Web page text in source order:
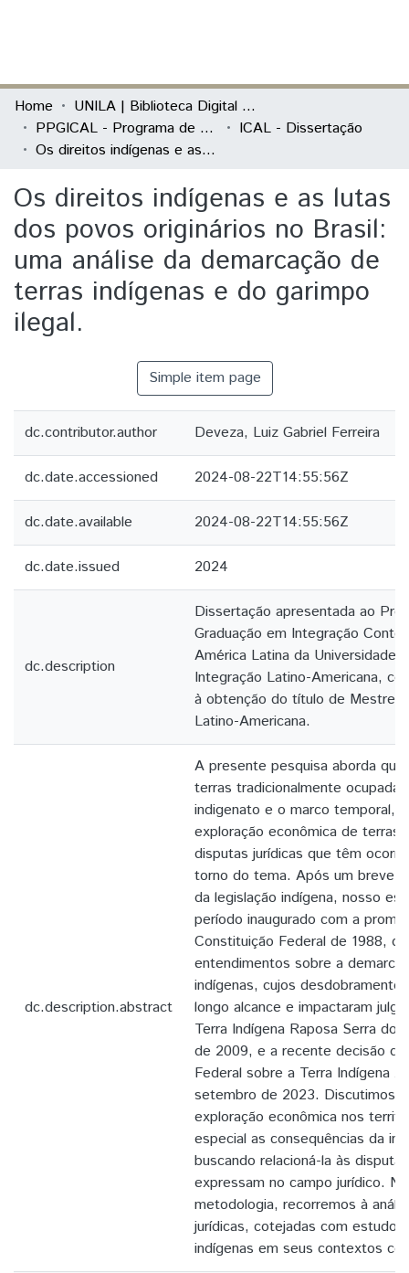
Communities & Collections
All of DSpace
Home
UNILA | Biblioteca Digital de Dissertações e Teses
PPGICAL - Programa de Pós-Graduação em Integração Contemporânea da América Latina
ICAL - Dissertação
Os direitos indígenas e as lutas dos povos originários no Brasil: uma análise da demarcação de terras indígenas e do garimpo ilegal.
Os direitos indígenas e as lutas
dos povos originários no Brasil:
uma análise da demarcação de
terras indígenas e do garimpo
ilegal.
Simple item page
dc.contributor.author Deveza, Luiz Gabriel Ferreira
dc.date.accessioned 2024-08-22T14:55:56Z
dc.date.available 2024-08-22T14:55:56Z
dc.date.issued 2024
dc.description
Dissertação apresentada ao
Graduação em Integração
América Latina da Universidade
Integração Latino-Americana,
à obtenção do título de Mestre
Latino-Americana.
dc.description.abstract
A presente pesquisa aborda
terras tradicionalmente
indigenato e o marco temporal,
exploração econômica de terras
disputas jurídicas que têm
torno do tema. Após um breve
da legislação indígena, nosso
período inaugurado com a
Constituição Federal de 1988,
entendimentos sobre a
indígenas, cujos
longo alcance e impactaram
Terra Indígena Raposa Serra do
de 2009, e a recente decisão do
Federal sobre a Terra Indígena
setembro de 2023. Discutimos,
exploração econômica nos
especial as consequências da
buscando relacioná-la às
expressam no campo jurídico.
metodologia, recorremos à
jurídicas, cotejadas com
indígenas em seus contextos